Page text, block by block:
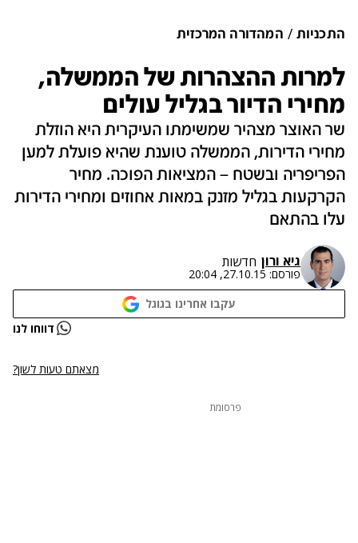
התכניות המהדורה המרכזית
למרות ההצהרות של הממשלה,
מחירי הדיור בגליל עולים
שר האוצר מצהיר שמשימתו העיקרית היא הוזלת
מחירי הדירות, הממשלה טוענת שהיא פועלת למען
הפריפריה ובשטח – המציאות הפוכה. מחיר
הקרקעות בגליל מזנק במאות אחוזים ומחירי הדירות
עלו בהתאם
גיא ורון חדשות
פורסם: 27.10.15, 20:04
עקבו אחרינו בגוגל
דווחו לנו
מצאתם טעות לשון?
פרסומת